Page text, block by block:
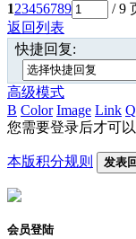
123456789 / 9
返回列表
快捷回复:
高级模式
B Color Image Link
您需要登录后才可
本版积分规则 发表
会员登陆